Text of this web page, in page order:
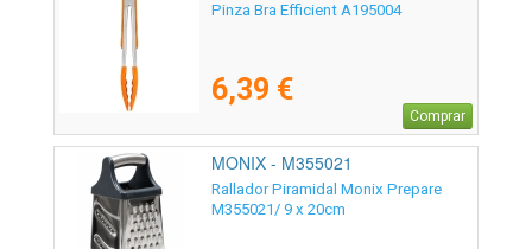
Pinza Bra Efficient A195004
6,39 €
Comprar
MONIX - M355021
Rallador Piramidal Monix Prepare
M355021/ 9 x 20cm